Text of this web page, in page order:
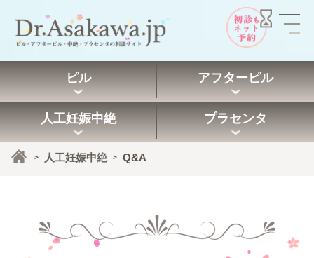
ピル アフターピル
人工妊娠中絶 プラセンタ
> 人工妊娠中絶 > Q&A